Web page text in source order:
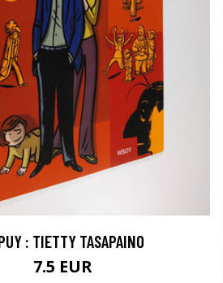
: TIETTY TASAPAINO
7.5 EUR